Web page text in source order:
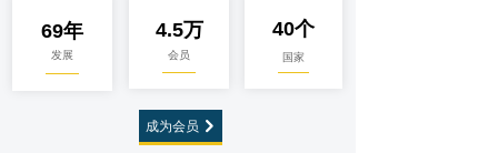
成为会员 낑
69年
发展
4.5万
会员
40个
国家